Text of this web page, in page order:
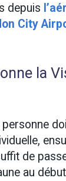
depuis
City
la
de
au